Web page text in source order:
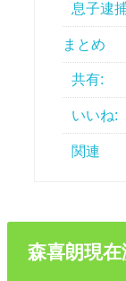
息子逮
まとめ
共有:
いいね:
関連
森喜朗現